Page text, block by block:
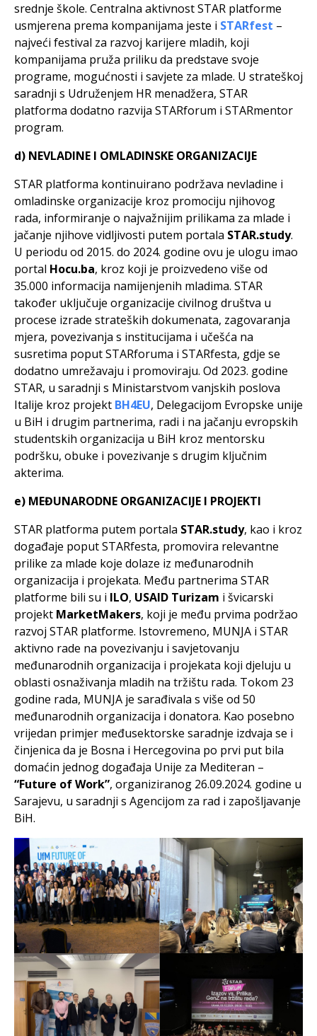
srednje škole. Centralna aktivnost STAR platforme
usmjerena prema kompanijama jeste i STARfest –
najveći festival za razvoj karijere mladih, koji
kompanijama pruža priliku da predstave svoje
programe, mogućnosti i savjete za mlade. U strateškoj
saradnji s Udruženjem HR menadžera, STAR
platforma dodatno razvija STARforum i STARmentor
program.
d) NEVLADINE I OMLADINSKE ORGANIZACIJE
STAR platforma kontinuirano podržava nevladine i
omladinske organizacije kroz promociju njihovog
rada, informiranje o najvažnijim prilikama za mlade i
jačanje njihove vidljivosti putem portala STAR.study.
U periodu od 2015. do 2024. godine ovu je ulogu imao
portal Hocu.ba, kroz koji je proizvedeno više od
35.000 informacija namijenjenih mladima. STAR
također uključuje organizacije civilnog društva u
procese izrade strateških dokumenata, zagovaranja
mjera, povezivanja s institucijama i učešća na
susretima poput STARforuma i STARfesta, gdje se
dodatno umrežavaju i promoviraju. Od 2023. godine
STAR, u saradnji s Ministarstvom vanjskih poslova
Italije kroz projekt BH4EU, Delegacijom Evropske unije
u BiH i drugim partnerima, radi i na jačanju evropskih
studentskih organizacija u BiH kroz mentorsku
podršku, obuke i povezivanje s drugim ključnim
akterima.
e) MEĐUNARODNE ORGANIZACIJE I PROJEKTI
STAR platforma putem portala STAR.study, kao i kroz
događaje poput STARfesta, promovira relevantne
prilike za mlade koje dolaze iz međunarodnih
organizacija i projekata. Među partnerima STAR
platforme bili su i ILO, USAID Turizam i švicarski
projekt MarketMakers, koji je među prvima podržao
razvoj STAR platforme. Istovremeno, MUNJA i STAR
aktivno rade na povezivanju i savjetovanju
međunarodnih organizacija i projekata koji djeluju u
oblasti osnaživanja mladih na tržištu rada. Tokom 23
godine rada, MUNJA je sarađivala s više od 50
međunarodnih organizacija i donatora. Kao posebno
vrijedan primjer međusektorske saradnje izdvaja se i
činjenica da je Bosna i Hercegovina po prvi put bila
domaćin jednog događaja Unije za Mediteran –
“Future of Work”, organiziranog 26.09.2024. godine u
Sarajevu, u saradnji s Agencijom za rad i zapošljavanje
BiH.